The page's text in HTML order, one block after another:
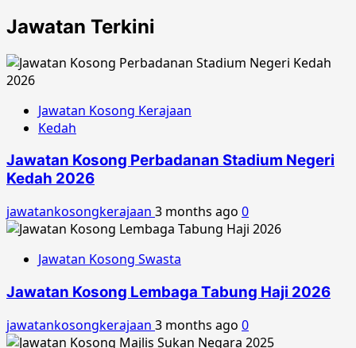
Jawatan Terkini
Jawatan Kosong Kerajaan
Kedah
Jawatan Kosong Perbadanan Stadium Negeri
Kedah 2026
jawatankosongkerajaan 3 months ago 0
Jawatan Kosong Swasta
Jawatan Kosong Lembaga Tabung Haji 2026
jawatankosongkerajaan 3 months ago 0